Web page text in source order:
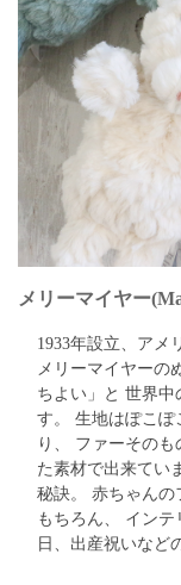
メリーマイヤー
1933年設立、アメ
メリーマイヤーの
ちよい」と 世界中
す。 生地はぽこぽ
り、 ファーその
た素材で出来てい
秘訣。 赤ちゃんの
もちろん、 イン
日、出産祝いなど